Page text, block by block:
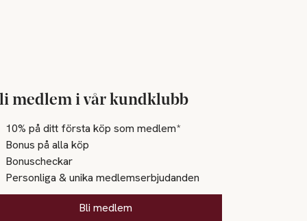
medlem i vår kundklubb
10% på ditt första köp som medlem*
Bonus på alla köp
Bonuscheckar
Personliga & unika medlemserbjudanden
Bli medlem